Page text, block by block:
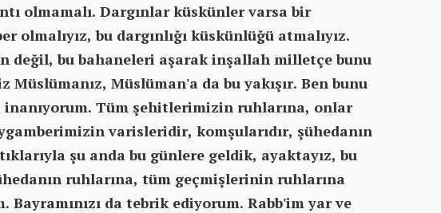
olmamalı. Dargınlar küskünler varsa bir
olmalıyız, bu dargınlığı küskünlüğü atmalıyız.
değil, bu bahaneleri aşarak inşallah milletçe bunu
Müslümanız, Müslüman'a da bu yakışır. Ben bunu
inanıyorum. Tüm şehitlerimizin ruhlarına, onlar
varisleridir, komşularıdır, şühedanın
şu anda bu günlere geldik, ayaktayız, bu
ruhlarına, tüm geçmişlerinin ruhlarına
Bayramınızı da tebrik ediyorum. Rabb'im yar ve